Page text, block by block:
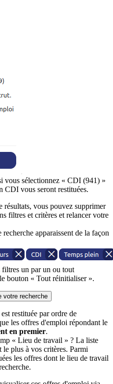
vous sélectionnez « CDI (941) »
CDI vous seront restituées.
résultats, vous pouvez supprimer
filtres et critères et relancer votre
apparaissent de la façon
un par un ou tout
bouton « Tout réinitialiser ».
votre recherche
restituée par ordre de
les offres d'emploi répondant le
en premier.
« Lieu de travail » ? La liste
le plus à vos critères. Parmi
les offres dont le lieu de travail